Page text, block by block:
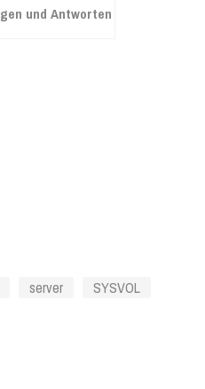
und Antworten
server
SYSVOL